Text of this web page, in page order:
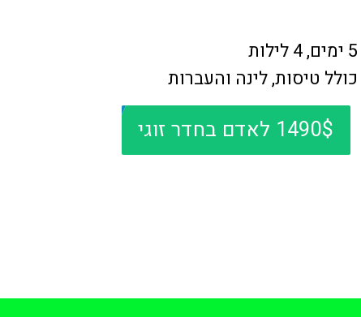
5 ימים, 4 לילות
כולל טיסות, לינה והעברות
1490$ לאדם בחדר זוגי